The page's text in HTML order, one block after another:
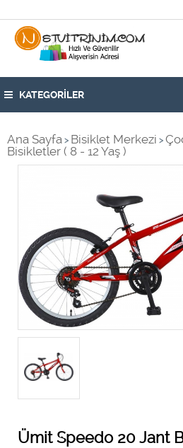
KATEGORİLER
Ana Sayfa > Bisiklet Merkezi >
Bisikletler ( 8 - 12 Yaş )
Ümit Speedo 20 Jant